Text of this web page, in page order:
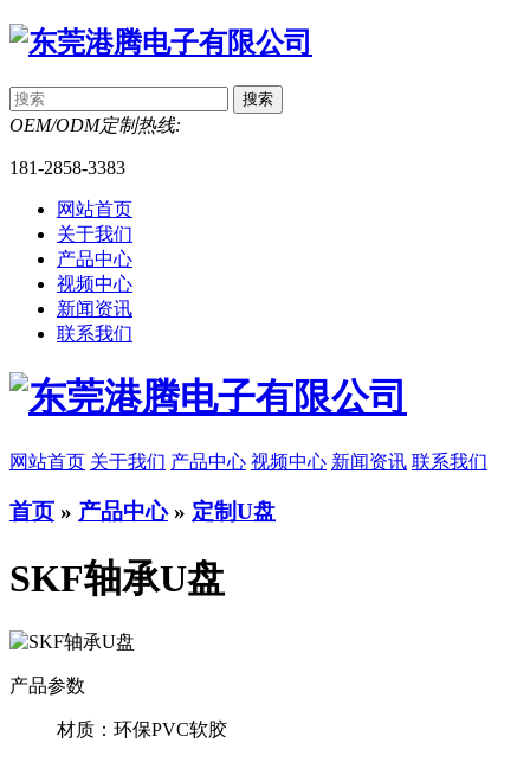
OEM/ODM定制热线:
181-2858-3383
网站首页
关于我们
产品中心
视频中心
新闻资讯
联系我们
网站首页 关于我们 产品中心 视频中心 新闻资讯 联系我们
首页 » 产品中心» 定制U盘
SKF轴承U盘
产品参数
材质： 环保PVC软胶